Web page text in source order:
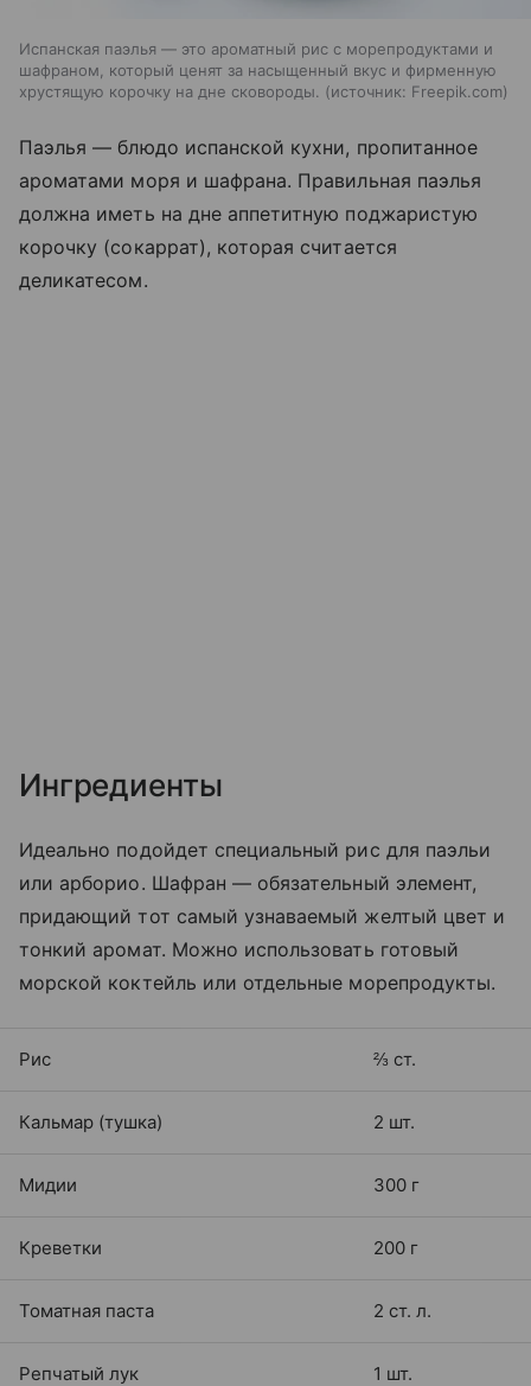
Испанская паэлья — это ароматный рис с морепродуктами и
шафраном, который ценят за насыщенный вкус и фирменную
хрустящую корочку на дне сковороды.
источник: Freepik.com
Паэлья — блюдо испанской кухни, пропитанное
ароматами моря и шафрана. Правильная паэлья
должна иметь на дне аппетитную поджаристую
корочку (сокаррат), которая считается
деликатесом.
Ингредиенты
Идеально подойдет специальный рис для паэльи
или арборио. Шафран — обязательный элемент,
придающий тот самый узнаваемый желтый цвет и
тонкий аромат. Можно использовать готовый
морской коктейль или отдельные морепродукты.
Рис ⅔ ст.
Кальмар (тушка) 2 шт.
Мидии 300 г
Креветки 200 г
Томатная паста 2 ст. л.
Репчатый лук 1 шт.